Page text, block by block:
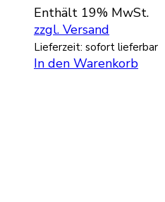
Enthält 19% MwSt.
zzgl. Versand
Lieferzeit: sofort lieferbar
In den Warenkorb